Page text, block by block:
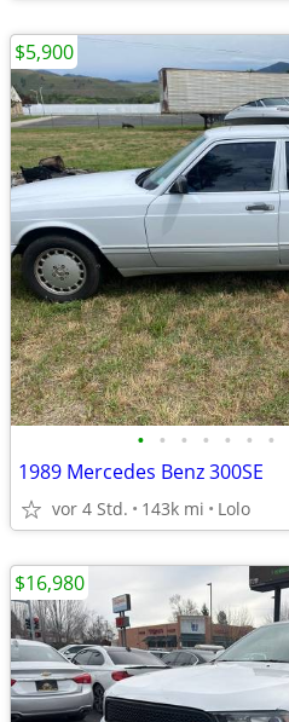
• • • • • • •
1989 Mercedes Benz 300SE
vor 4 Std. 143k mi Lolo
$5,900
$16,980